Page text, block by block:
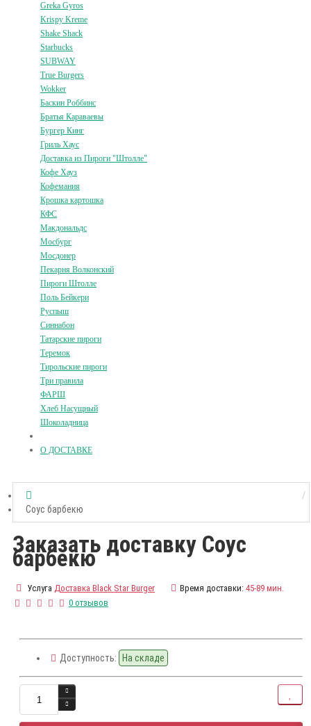
Greka Gyros
Krispy Kreme
Shake Shack
Starbucks
SUBWAY
True Burgers
Wokker
Баскин Роббинс
Братья Караваевы
Бургер Кинг
Гриль Хаус
Доставка из Пироги "Штолле"
Кофе Хауз
Кофемания
Крошка картошка
КФС
Макдональдс
Мосбург
Мосдонер
Пекарня Волконский
Пироги Штолле
Поль Бейкери
Руспыш
Синнабон
Татарские пироги
Теремок
Тирольские пироги
Три правила
ФАРШ
Хлеб Насущный
Шоколадница
О ДОСТАВКЕ
Соус барбекю
Заказать доставку Соус
барбекю
Услуга Доставка Black Star Burger Время доставки: 45-89 мин.
0 отзывов
Доступность: На складе